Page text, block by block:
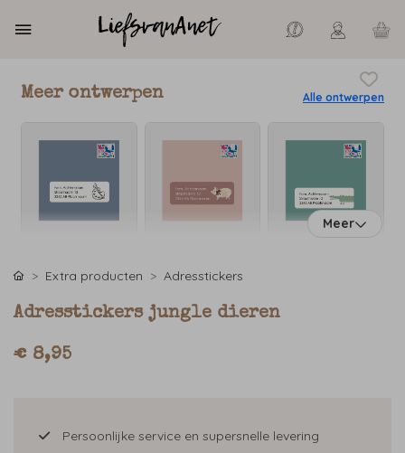
Meer ontwerpen Alle ontwerpen
Meer
Extra producten Adresstickers
Adresstickers jungle dieren
€ 8,95
Persoonlijke service en supersnelle levering